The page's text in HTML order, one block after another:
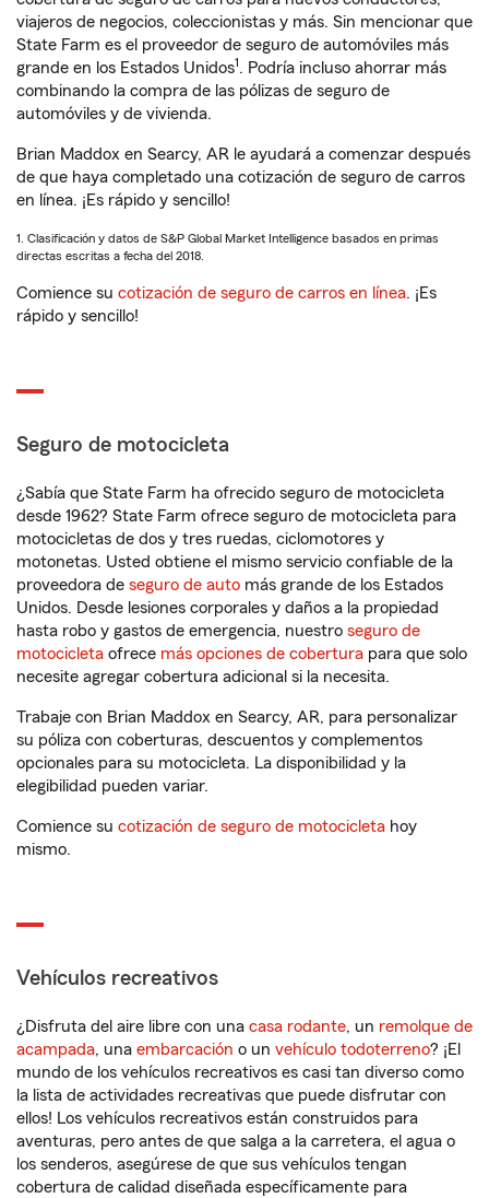
viajeros de negocios, coleccionistas y más. Sin mencionar que
State Farm es el proveedor de seguro de automóviles más
grande en los Estados Unidos1. Podría incluso ahorrar más
combinando la compra de las pólizas de seguro de
automóviles y de vivienda.
Brian Maddox en Searcy, AR le ayudará a comenzar después
de que haya completado una cotización de seguro de carros
en línea. ¡Es rápido y sencillo!
1. Clasificación y datos de S&P Global Market Intelligence basados en primas
directas escritas a fecha del 2018.
Comience su cotización de seguro de carros en línea. ¡Es
rápido y sencillo!
Seguro de motocicleta
¿Sabía que State Farm ha ofrecido seguro de motocicleta
desde 1962? State Farm ofrece seguro de motocicleta para
motocicletas de dos y tres ruedas, ciclomotores y
motonetas. Usted obtiene el mismo servicio confiable de la
proveedora de seguro de auto más grande de los Estados
Unidos. Desde lesiones corporales y daños a la propiedad
hasta robo y gastos de emergencia, nuestro seguro de
motocicleta ofrece más opciones de cobertura para que solo
necesite agregar cobertura adicional si la necesita.
Trabaje con Brian Maddox en Searcy, AR, para personalizar
su póliza con coberturas, descuentos y complementos
opcionales para su motocicleta. La disponibilidad y la
elegibilidad pueden variar.
Comience su cotización de seguro de motocicleta hoy
mismo.
Vehículos recreativos
¿Disfruta del aire libre con una casa rodante, un remolque de
acampada, una embarcación o un vehículo todoterreno? ¡El
mundo de los vehículos recreativos es casi tan diverso como
la lista de actividades recreativas que puede disfrutar con
ellos! Los vehículos recreativos están construidos para
aventuras, pero antes de que salga a la carretera, el agua o
los senderos, asegúrese de que sus vehículos tengan
cobertura de calidad diseñada específicamente para